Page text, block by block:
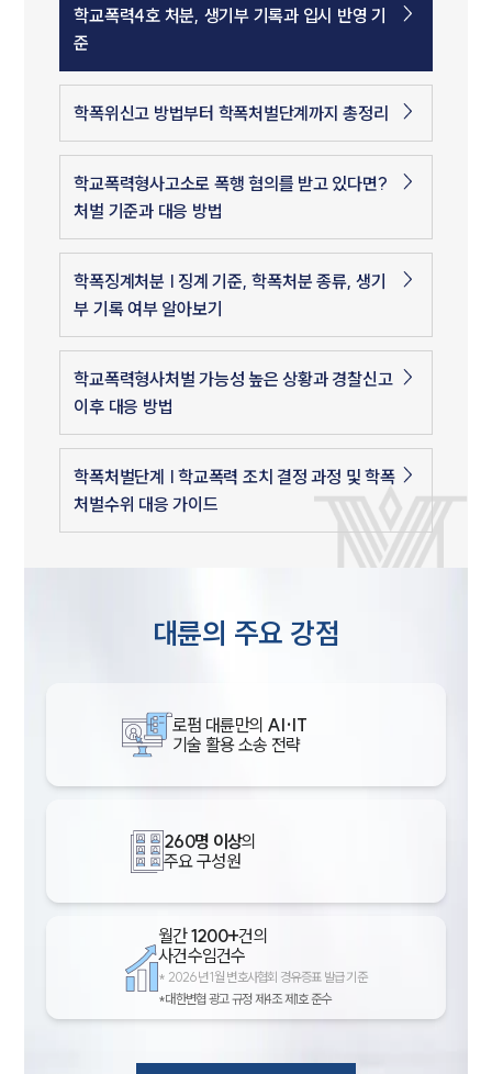
학교폭력4호 처분, 생기부 기록과 입시 반영 기
준
학폭위신고 방법부터 학폭처벌단계까지 총정리
학교폭력형사고소로 폭행 혐의를 받고 있다면?
처벌 기준과 대응 방법
학폭징계처분 | 징계 기준, 학폭처분 종류, 생기
부 기록 여부 알아보기
학교폭력형사처벌 가능성 높은 상황과 경찰신고
이후 대응 방법
학폭처벌단계 | 학교폭력 조치 결정 과정 및 학폭
처벌수위 대응 가이드
대륜의 주요 강점
로펌 대륜만의 AI·IT
기술 활용 소송 전략
260명 이상의
주요 구성원
월간1200+건의
사건수임건수
* 2026년 1월 변호사협회 경유증표 발급 기준
*대한변협 광고 규정 제4조 제1호 준수